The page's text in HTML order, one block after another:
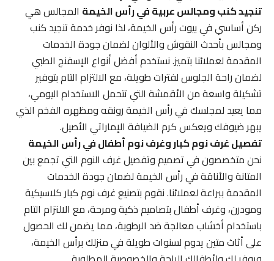
تنجيد كنب ومجالس عربية في رأس الخيمةالمجالس هي
ركن أساسي في بيوت رأس الخيمة، لذا نوفر خدمة تنجيد كنب
ومجالس بأحدث النقوش والألوان لضمان جودة الخدمات
المقدمة لعملائنا بتميز. نستخدم أفضل أنواع الإسفنج الطبي
لضمان راحة الجلوس لفترات طويلة، مع الالتزام التام بتوفير
تشكيلة واسعة من الأقمشة التي تتحمل الاستخدام اليومي،
مما يعيد لمجلسك في رأس الخيمة رونقه ومظهره الفخم الذي
يبهر ضيوفك ويعكس كرم الضيافة الإماراتي الأصيل.
تفصيل غرف نوم كبار وغرف نوم أطفال في رأس الخيمة
نحن متخصصون في تصميم وتفصيل غرف النوم التي تجمع بين
المتانة والأناقة في رأس الخيمة لضمان جودة الخدمات
المقدمة ببراعة لعملائنا. نقوم بتصنيع غرف نوم كبار كلاسيكية
ومودرن، وغرف أطفال بتصاميم ذكية ومرحة، مع الالتزام التام
باستخدام أخشاب معالجة ضد الرطوبة، مما يضمن لك الحصول
على أثاث متين يدوم لسنوات طويلة في منزلك برأس الخيمة،